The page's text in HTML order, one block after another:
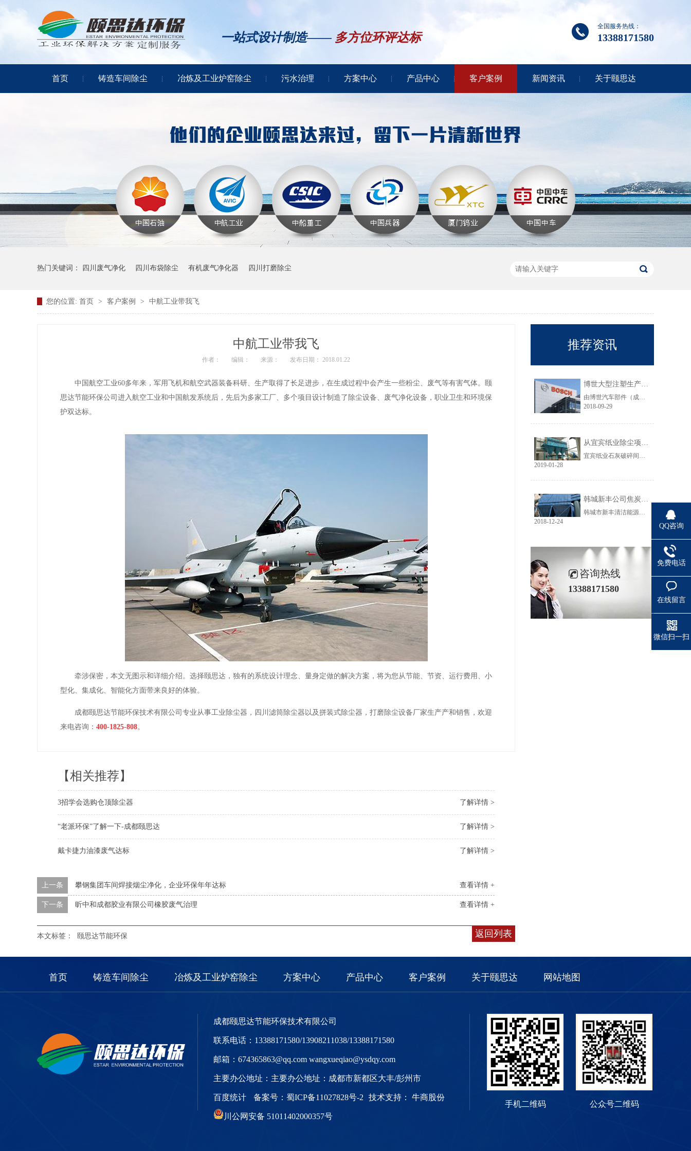
一站式设计制造—— 多方位环评达标
全国服务热线：
13388171580
首页 铸造车间除尘 冶炼及工业炉窑除尘 污水治理 方案中心 产品中心 客户案例 新闻资讯 关于颐思达
热门关键词： 四川废气净化 四川布袋除尘 有机废气净化器 四川打磨除尘
您的位置: 首页 > 客户案例 > 中航工业带我飞
中航工业带我飞
作者： 编辑： 来源： 发布日期： 2018.01.22
中国航空工业60多年来，军用飞机和航空武器装备科研、生产取得了长足进步，在生成过程中会产生一些粉尘、废气等有害气体。颐
思达节能环保公司进入航空工业和中国航发系统后，先后为多家工厂、多个项目设计制造了除尘设备、废气净化设备，职业卫生和环境保
护双达标。
牵涉保密，本文无图示和详细介绍。选择颐思达，独有的系统设计理念、量身定做的解决方案，将为您从节能、节资、运行费用、小
型化、集成化、智能化方面带来良好的体验。
成都颐思达节能环保技术有限公司专业从事工业除尘器，四川滤筒除尘器以及拼装式除尘器，打磨除尘设备厂家生产产和销售，欢迎
来电咨询： 400-1825-808。
【相关推荐】
了解详情 >
3招学会选购仓顶除尘器
了解详情 >
“老派环保”了解一下-成都颐思达
了解详情 >
戴卡捷力油漆废气达标
查看详情 +
上一条 攀钢集团车间焊接烟尘净化，企业环保年年达标
查看详情 +
下一条 昕中和成都胶业有限公司橡胶废气治理
返回列表
本文标签： 颐思达节能环保
推荐资讯
博世大型注塑生产线VOC净化工程圆满结束
由博世汽车部件（成都）有限公司委托颐思达设计、制造、安装的大型注塑生产线废气净化工程项目于近日全部竣工，试运行效果显示，运行结果完全符合设计要求。
2018-09-29
从宜宾纸业除尘项目成功范例看低成本环保
宜宾纸业石灰破碎间除尘工程于近期完工，在不足30立方的空间内集成了超过三个篮球场大小的过滤面积，处理风量达每小时7万立方，实现了小体积除尘器处理大风量，开启低成本环保的时代，给处在环保高压政策下不堪重负的企业主们带来福音......
2019-01-28
韩城新丰公司焦炭输送线除尘工程完美收官
韩城市新丰清洁能源科技有限公司隶属于上市公司黑猫焦化，焦炭输送线除尘系统于近期完美收官。该输送线共计500多米长，通过布置在高空走廊里的输送皮带连接为一条完整的生产线，过程分为投料、破碎、筛分、传送等工艺。整条输送线分四个转运站、两条分流线，将制备好的焦炭送入煤气生产工段。各个工艺阶段均有大量焦炭粉尘产生，这不仅严重影响现场职业卫生，而且因产尘点高，污染面覆盖范围广。
2018-12-24
咨询热线
13388171580
首页 铸造车间除尘 冶炼及工业炉窑除尘 方案中心 产品中心 客户案例 关于颐思达 网站地图
成都颐思达节能环保技术有限公司
联系电话：13388171580/13908211038/13388171580
邮箱：674365863@qq.com wangxueqiao@ysdqy.com
主要办公地址：主要办公地址：成都市新都区大丰/彭州市
百度统计 备案号： 蜀ICP备11027828号-2 技术支持： 牛商股份
川公网安备 51011402000357号
手机二维码 公众号二维码
QQ咨询
免费电话
在线留言
微信扫一扫